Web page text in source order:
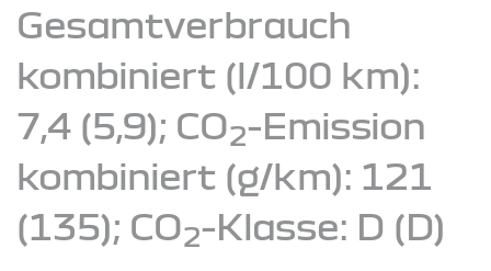
Gesamtverbrauch
kombiniert (l/100 km):
7,4 (5,9); CO2-Emission
kombiniert (g/km): 121
(135); CO2-Klasse: D (D)